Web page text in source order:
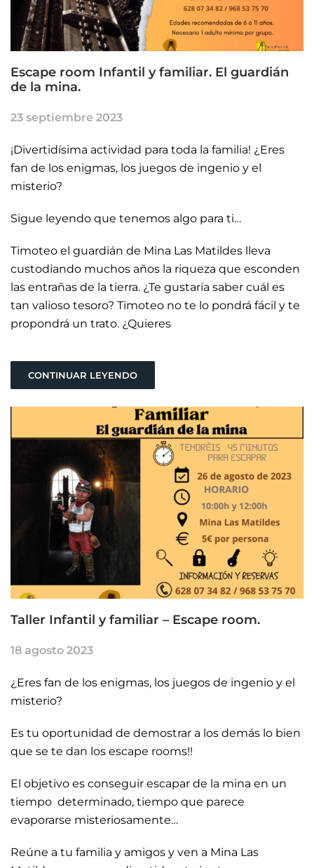
Escape room Infantil y familiar. El guardián
de la mina.
23 septiembre 2023
¡Divertidísima actividad para toda la familia! ¿Eres
fan de los enigmas, los juegos de ingenio y el
misterio?
Sigue leyendo que tenemos algo para ti…
Timoteo el guardián de Mina Las Matildes lleva
custodiando muchos años la riqueza que esconden
las entrañas de la tierra. ¿Te gustaría saber cuál es
tan valioso tesoro? Timoteo no te lo pondrá fácil y te
propondrá un trato. ¿Quieres
CONTINUAR LEYENDO
Taller Infantil y familiar – Escape room.
18 agosto 2023
¿Eres fan de los enigmas, los juegos de ingenio y el
misterio?
Es tu oportunidad de demostrar a los demás lo bien
que se te dan los escape rooms!!
El objetivo es conseguir escapar de la mina en un
tiempo determinado, tiempo que parece
evaporarse misteriosamente…
Reúne a tu familia y amigos y ven a Mina Las